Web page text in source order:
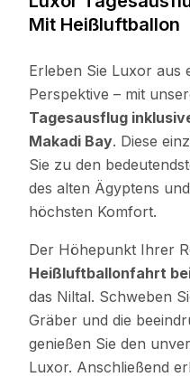
Mit Heißluftballon
Erleben Sie Luxor aus
Perspektive – mit
Tagesausflug
Makadi Bay. Diese
Sie zu den
des alten Ägyptens
höchsten Komfort.
Der Höhepunkt Ihrer
Heißluftballonfahrt
das Niltal. Schweben
Gräber und die
genießen Sie den
Luxor. Anschließend